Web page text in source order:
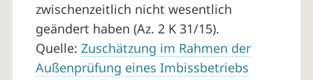
zwischenzeitlich nicht wesentlich
geändert haben (Az. 2 K 31/15).
Quelle: Zuschätzung im Rahmen der
Außenprüfung eines Imbissbetriebs